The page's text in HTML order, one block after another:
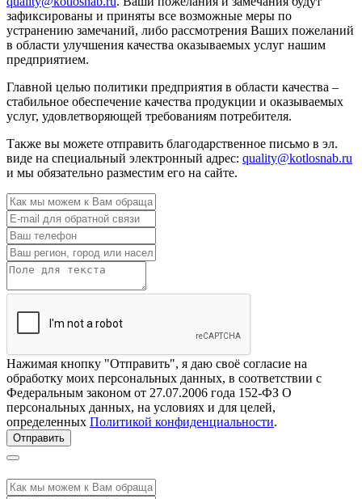
зафиксированы и приняты все возможные меры по
устранению замечаний, либо рассмотрения Ваших пожеланий
в области улучшения качества оказываемых услуг нашим
предприятием.
Главной целью политики предприятия в области качества –
стабильное обеспечение качества продукции и оказываемых
услуг, удовлетворяющей требованиям потребителя.
Также вы можете отправить благодарственное письмо в эл.
виде на специальный электронный адрес: quality@kotlosnab.ru
и мы обязательно разместим его на сайте.
Нажимая кнопку "Отправить", я даю своё согласие на
обработку моих персональных данных, в соответствии с
Федеральным законом от 27.07.2006 года 152-ФЗ О
персональных данных, на условиях и для целей,
определенных Политикой конфиденциальности.
Отправить